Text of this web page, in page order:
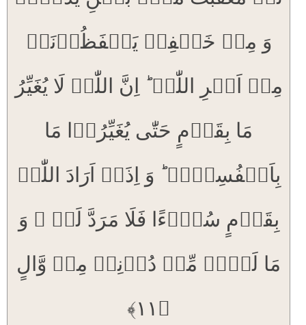
وَ مِنۡ خَلۡفِہٖ یَحۡفَظُوۡنَہٗ
مِنۡ اَمۡرِ اللّٰہِ ؕ اِنَّ اللّٰہَ لَا یُغَیِّرُ
مَا بِقَوۡمٍ حَتّٰی یُغَیِّرُوۡا مَا
بِاَنۡفُسِہِمۡ ؕ وَ اِذَاۤ اَرَادَ اللّٰہُ
بِقَوۡمٍ سُوۡٓءًا فَلَا مَرَدَّ لَہٗ ۚ وَ
مَا لَہُمۡ مِّنۡ دُوۡنِہٖ مِنۡ وَّالٍ
﴿۱۱﴾